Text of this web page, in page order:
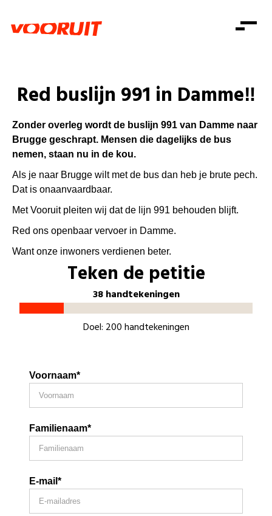
Zorg
Gelijke kansen
Welzijn
Consumentenbescherming
Pensioenen
Kinderen en jongeren
Onze mensen
Standpunten
Vacatures
Doe mee
Doe mee
Word lid
Mis niets
Zoeken
Login
Login
Red buslijn 991 in Damme‼️
Zonder overleg wordt de buslijn 991 van Damme naar
Brugge geschrapt. Mensen die dagelijks de bus
nemen, staan nu in de kou.
Als je naar Brugge wilt met de bus dan heb je brute pech.
Dat is onaanvaardbaar.
Met Vooruit pleiten wij dat de lijn 991 behouden blijft.
Red ons openbaar vervoer in Damme.
Want onze inwoners verdienen beter.
Teken de petitie
38 handtekeningen
Doel: 200 handtekeningen
Voornaam*
Familienaam*
E-mail*